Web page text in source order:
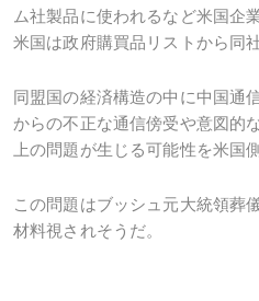
ム社製品に使われるなど米国企
米国は政府購買品リストから同
同盟国の経済構造の中に中国通
からの不正な通信傍受や意図的
上の問題が生じる可能性を米国
この問題はブッシュ元大統領葬
材料視されそうだ。